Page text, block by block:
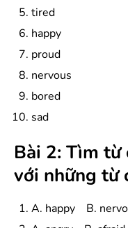
tired
happy
proud
nervous
bored
sad
Bài 2: Tìm từ
với những từ
A. happy B.